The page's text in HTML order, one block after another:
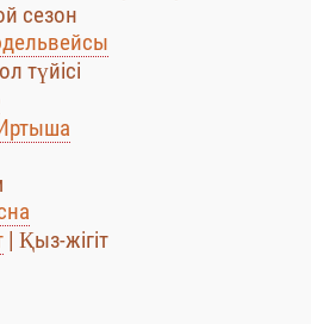
сезон
түйісі
| Қыз-жігіт